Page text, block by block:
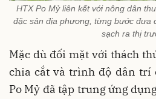
HTX Po Mỷ liên kết với nông dân
đặc sản địa phương, từng bước đưa
sạch ra thị
Mặc dù đối mặt với thách
chia cắt và trình độ dân trí
Po Mỷ đã tập trung ứng